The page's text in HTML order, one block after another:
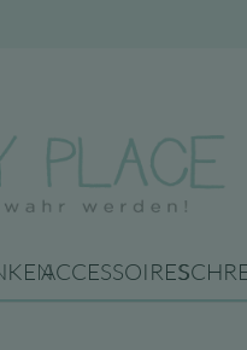
ACCESSOIRES